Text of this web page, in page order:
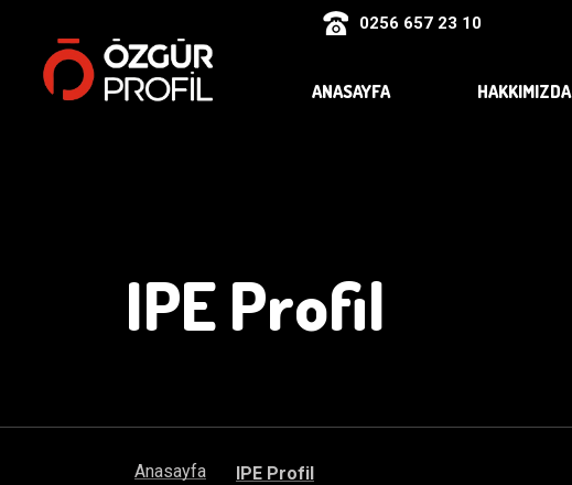
0256 657 23 10
ANASAYFA HAKKIMIZDA
IPE Profil
Anasayfa IPE Profil